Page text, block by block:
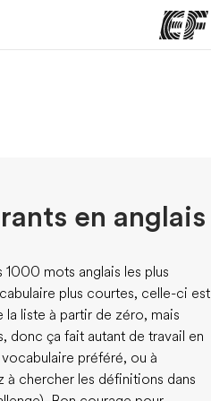
en anglais
mots anglais les plus
plus courtes, celle-ci est
liste à partir de zéro, mais
donc ça fait autant de travail en
préféré, ou à
à chercher les définitions dans